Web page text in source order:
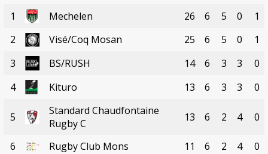
1
Mechelen 26 6 5 0
1
2
Visé/Coq Mosan 25 6 5 0
1
3
BS/RUSH 14 6 3 3
0
4
Kituro 13 6 3 3 0
5
Standard Chaudfontaine
Rugby C
13 6 2 4 0
6 Rugby Club Mons 11 6 2 4
0